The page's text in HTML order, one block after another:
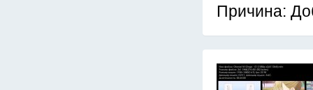
Причина: